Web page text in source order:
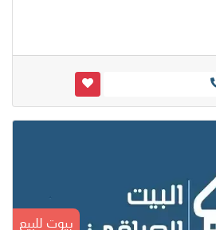
بيوت للبيع